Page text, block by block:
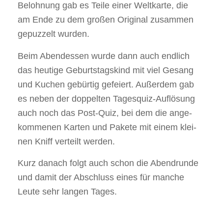
Beloh­nung gab es Tei­le einer Welt­kar­te, die
am Ende zu dem gro­ßen Ori­gi­nal zusam­men
gepuz­zelt wur­den.
Beim Abend­essen wur­de dann auch end­lich
das heu­ti­ge Geburts­tags­kind mit viel Gesang
und Kuchen gebür­tig gefei­ert. Außer­dem gab
es neben der dop­pel­ten Tages­quiz-Auf­lö­sung
auch noch das Post-Quiz, bei dem die ange­
kom­me­nen Kar­ten und Pake­te mit einem klei­
nen Kniff ver­teilt wer­den.
Kurz danach folgt auch schon die Abend­run­de
und damit der Abschluss eines für man­che
Leu­te sehr lan­gen Tages.